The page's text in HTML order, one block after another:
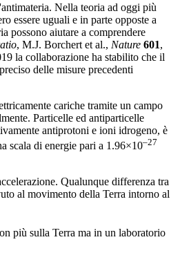
Nella teoria ad oggi più
essere uguali e in parte opposte a
possono aiutare a comprendere
, M.J. Borchert et al., Nature 601,
la collaborazione ha stabilito che il
delle misure precedenti
cariche tramite un campo
Particelle ed antiparticelle
antiprotoni e ioni idrogeno, è
scala di energie pari a 1.96×10–27
Qualunque differenza tra
al movimento della Terra intorno al
più sulla Terra ma in un laboratorio